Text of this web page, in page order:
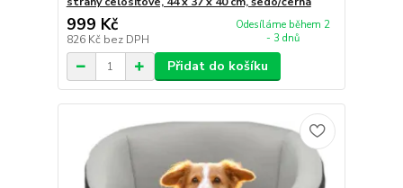
999 Kč
826 Kč bez DPH
Odesíláme během 2
- 3 dnů
Přidat do košíku